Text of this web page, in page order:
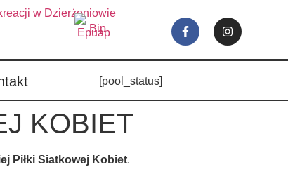
[pool_status]
KOBIET
Piłki Siatkowej Kobiet.